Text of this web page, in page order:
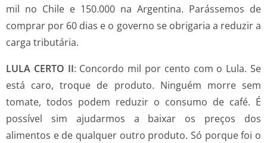
mil no Chile e 150.000 na Argentina. Parássemos de
comprar por 60 dias e o governo se obrigaria a reduzir a
carga tributária.
LULA CERTO II: Concordo mil por cento com o Lula. Se
está caro, troque de produto. Ninguém morre sem
tomate, todos podem reduzir o consumo de café. É
possível sim ajudarmos a baixar os preços dos
alimentos e de qualquer outro produto. Só porque foi o